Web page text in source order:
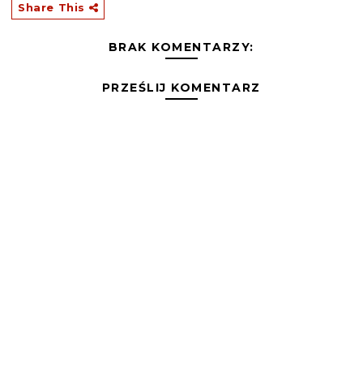
Share This
BRAK KOMENTARZY:
PRZEŚLIJ KOMENTARZ